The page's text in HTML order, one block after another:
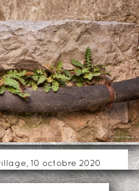
10 octobre 2020